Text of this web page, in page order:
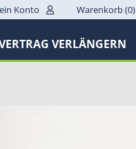
Konto Warenkorb (0)
VERLÄNGERN